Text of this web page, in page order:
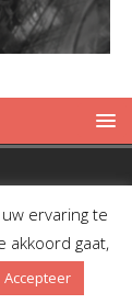
ervaring te
akkoord gaat,
Accepteer